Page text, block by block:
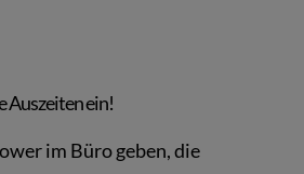
Auszeiten ein!
im Büro geben, die